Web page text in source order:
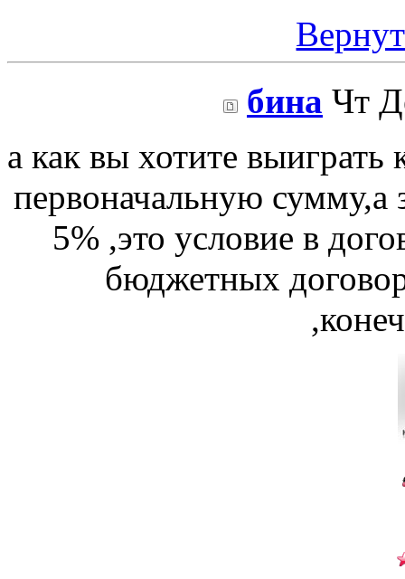
бина Чт
а как вы хотите выиграть
первоначальную сумму,а
5% ,это условие в
бюджетных